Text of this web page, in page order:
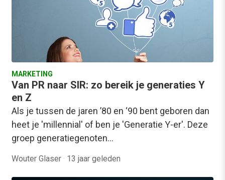
MARKETING
Van PR naar SIR: zo bereik je generaties Y
en Z
Als je tussen de jaren ’80 en ‘90 bent geboren dan
heet je 'millennial' of ben je 'Generatie Y-er'. Deze
groep generatiegenoten…
Wouter Glaser · 13 jaar geleden